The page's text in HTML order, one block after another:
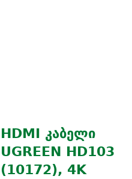
HDMI კაბელი
UGREEN HD103
(10172), 4K